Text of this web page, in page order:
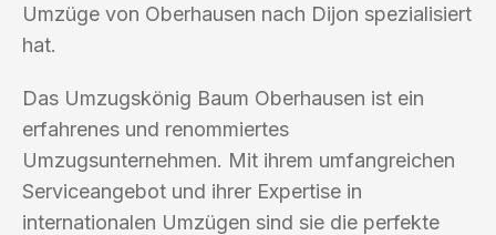
Umzüge von Oberhausen nach Dijon spezialisiert
hat.
Das Umzugskönig Baum Oberhausen ist ein
erfahrenes und renommiertes
Umzugsunternehmen. Mit ihrem umfangreichen
Serviceangebot und ihrer Expertise in
internationalen Umzügen sind sie die perfekte